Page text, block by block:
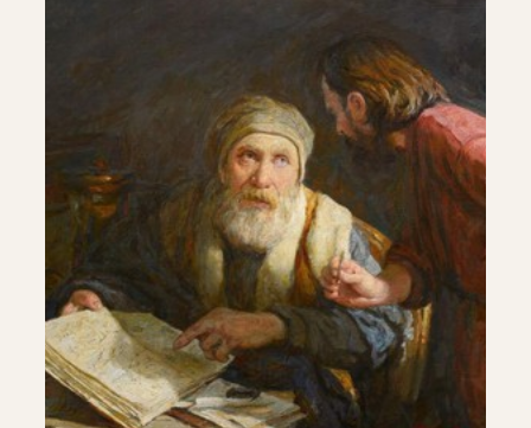
avisé